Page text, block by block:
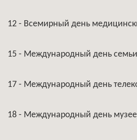
12 - Всемирный день
15 - Международный день семьи
17 - Международный день
18 - Международный день